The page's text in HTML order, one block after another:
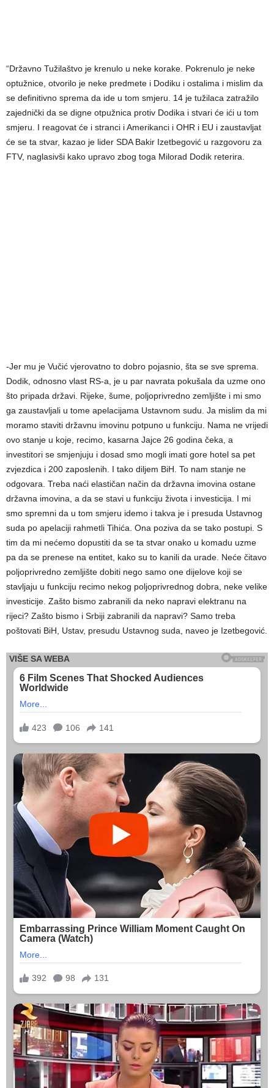
“Državno Tužilaštvo je krenulo u neke korake. Pokrenulo je neke
optužnice, otvorilo je neke predmete i Dodiku i ostalima i mislim da
se definitivno sprema da ide u tom smjeru. 14 je tužilaca zatražilo
zajednički da se digne otpužnica protiv Dodika i stvari će ići u tom
smjeru. I reagovat će i stranci i Amerikanci i OHR i EU i zaustavljat
će se ta stvar, kazao je lider SDA Bakir Izetbegović u razgovoru za
FTV, naglasivši kako upravo zbog toga Milorad Dodik reterira.
-Jer mu je Vučić vjerovatno to dobro pojasnio, šta se sve sprema.
Dodik, odnosno vlast RS-a, je u par navrata pokušala da uzme ono
što pripada državi. Rijeke, šume, poljoprivredno zemljište i mi smo
ga zaustavljali u tome apelacijama Ustavnom sudu. Ja mislim da mi
moramo staviti državnu imovinu potpuno u funkciju. Nama ne vrijedi
ovo stanje u koje, recimo, kasarna Jajce 26 godina čeka, a
investitori se smjenjuju i dosad smo mogli imati gore hotel sa pet
zvjezdica i 200 zaposlenih. I tako diljem BiH. To nam stanje ne
odgovara. Treba naći elastičan način da državna imovina ostane
državna imovina, a da se stavi u funkciju života i investicija. I mi
smo spremni da u tom smjeru idemo i takva je i presuda Ustavnog
suda po apelaciji rahmetli Tihića. Ona poziva da se tako postupi. S
tim da mi nećemo dopustiti da se ta stvar onako u komadu uzme
pa da se prenese na entitet, kako su to kanili da urade. Neće čitavo
poljoprivredno zemljište dobiti nego samo one dijelove koji se
stavljaju u funkciju recimo nekog poljoprivrednog dobra, neke velike
investicije. Zašto bismo zabranili da neko napravi elektranu na
rijeci? Zašto bismo i Srbiji zabranili da napravi? Samo treba
poštovati BiH, Ustav, presudu Ustavnog suda, naveo je Izetbegović.